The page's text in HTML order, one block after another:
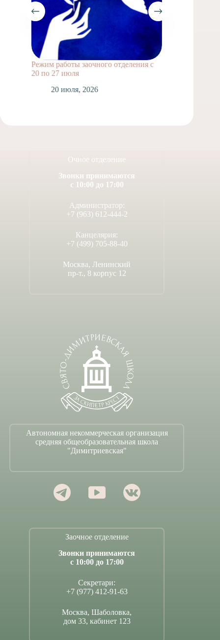
Режим работы заочного отделения с
20 по 27 июля
20 июля, 2026
Очное отделение
Звонки принимаются
с 10:00 до 17:00
Администратор:
+7 (963) 612-444-2
Канцелярия:
+7 (499) 705-88-40
Москва, Ленинский
пр-т., 8 корпус 12
Автономная некоммерческая организация
средняя общеобразовательная школа
"Димитриевская"
Заочное отделение
Звонки принимаются
с 10:00 до 17:00
Секретари:
+7 (977) 412-91-63
Москва, Шаболовка,
дом 33, кабинет 123